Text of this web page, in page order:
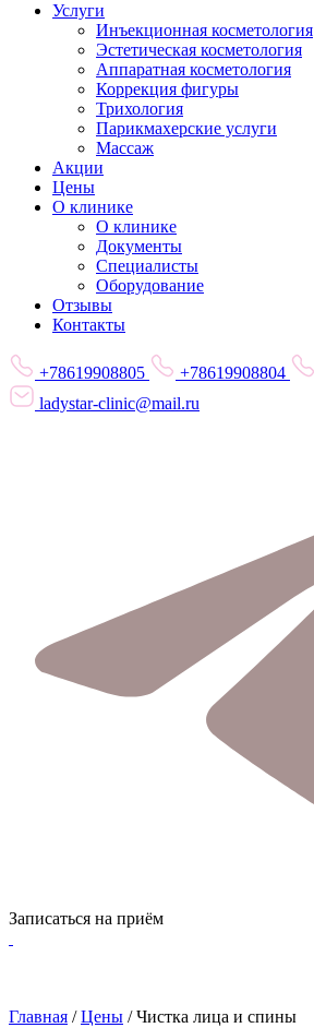
Услуги
Инъекционная косметология
Эстетическая косметология
Аппаратная косметология
Коррекция фигуры
Трихология
Парикмахерские услуги
Массаж
Акции
Цены
О клинике
О клинике
Документы
Специалисты
Оборудование
Отзывы
Контакты
+78619908805 +78619908804
ladystar-clinic@mail.ru
Записаться на приём
Главная /Цены /Чистка лица и спины